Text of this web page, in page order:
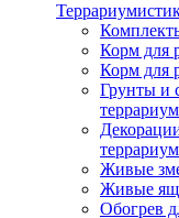
Корм для
Корм для
Грунты и
Живые
Живые
Обогрев